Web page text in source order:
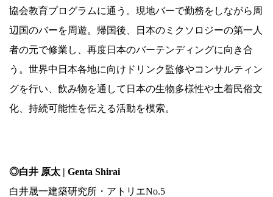
協会教育プログラムに通う。現地バーで勤務をしながら周
辺国のバーを周遊。帰国後、日本のミクソロジーの第一人
者の元で修業し、再度日本のバーテンディングに向き合
う。世界中日本各地に向けドリンク監修やコンサルティン
グを行い、飲み物を通して日本の生物多様性や土着民俗文
化、持続可能性を伝える活動を模索。
◎白井 原太 | Genta Shirai
白井晟一建築研究所・アトリエNo.5